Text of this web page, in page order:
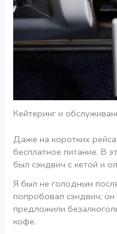
Кейтеринг и
Даже на коротких
бесплатное питание. В
был сэндвич с кетой и
Я был не голодным
попробовал сэндвич;
предложили
кофе.